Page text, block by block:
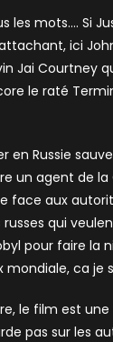
les mots…. Si
ici
Jai Courtney
le raté
en Russie
un agent de la
face aux
qui
pour faire la
ca je
le film est
pas sur les